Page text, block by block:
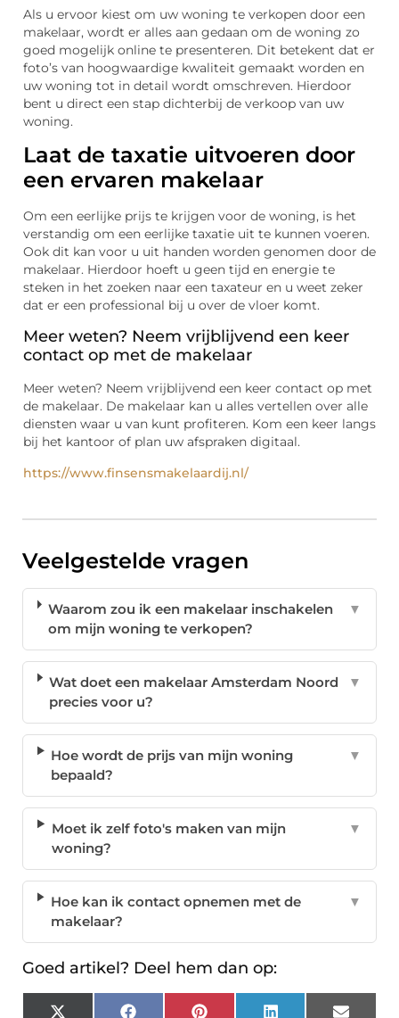
Als u ervoor kiest om uw woning te verkopen door een
makelaar, wordt er alles aan gedaan om de woning zo
goed mogelijk online te presenteren. Dit betekent dat er
foto’s van hoogwaardige kwaliteit gemaakt worden en
uw woning tot in detail wordt omschreven. Hierdoor
bent u direct een stap dichterbij de verkoop van uw
woning.
Laat de taxatie uitvoeren door
een ervaren makelaar
Om een eerlijke prijs te krijgen voor de woning, is het
verstandig om een eerlijke taxatie uit te kunnen voeren.
Ook dit kan voor u uit handen worden genomen door de
makelaar. Hierdoor hoeft u geen tijd en energie te
steken in het zoeken naar een taxateur en u weet zeker
dat er een professional bij u over de vloer komt.
Meer weten? Neem vrijblijvend een keer
contact op met de makelaar
Meer weten? Neem vrijblijvend een keer contact op met
de makelaar. De makelaar kan u alles vertellen over alle
diensten waar u van kunt profiteren. Kom een keer langs
bij het kantoor of plan uw afspraken digitaal.
https://www.finsensmakelaardij.nl/
Veelgestelde vragen
Waarom zou ik een makelaar inschakelen
om mijn woning te verkopen?
▼
Wat doet een makelaar Amsterdam Noord
precies voor u?
▼
Hoe wordt de prijs van mijn woning
bepaald?
▼
Moet ik zelf foto's maken van mijn
woning?
▼
Hoe kan ik contact opnemen met de
makelaar?
▼
Goed artikel? Deel hem dan op: